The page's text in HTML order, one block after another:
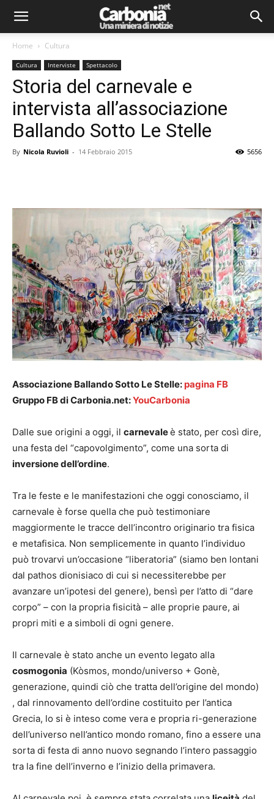
Home Cultura
Cultura Interviste Spettacolo
Storia del carnevale e
intervista all’associazione
Ballando Sotto Le Stelle
By Nicola Ruvioli - 14 Febbraio 2015 5656
Associazione Ballando Sotto Le Stelle: pagina FB
Gruppo FB di Carbonia.net:YouCarbonia
Dalle sue origini a oggi, il carnevaleè stato, per così dire,
una festa del “capovolgimento”, come una sorta di
inversione dell’ordine.
Tra le feste e le manifestazioni che oggi conosciamo, il
carnevale è forse quella che può testimoniare
maggiormente le tracce dell’incontro originario tra fisica
e metafisica. Non semplicemente in quanto l’individuo
può trovarvi un’occasione “liberatoria” (siamo ben lontani
dal pathos dionisiaco di cui si necessiterebbe per
avanzare un’ipotesi del genere), bensì per l’atto di “dare
corpo” – con la propria fisicità – alle proprie paure, ai
propri miti e a simboli di ogni genere.
Il carnevale è stato anche un evento legato alla
cosmogonia (Kòsmos, mondo/universo + Gonè,
generazione, quindi ciò che tratta dell’origine del mondo)
, dal rinnovamento dell’ordine costituito per l’antica
Grecia, lo si è inteso come vera e propria ri-generazione
dell’universo nell’antico mondo romano, fino a essere una
sorta di festa di anno nuovo segnando l’intero passaggio
tra la fine dell’inverno e l’inizio della primavera.